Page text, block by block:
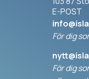
E-POST
För dig
För dig